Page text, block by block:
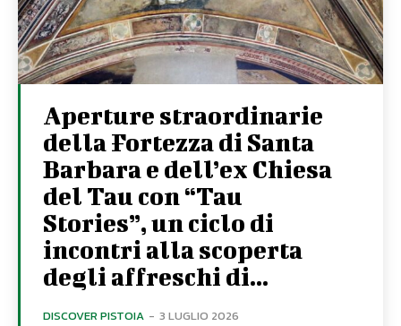
Aperture straordinarie
della Fortezza di Santa
Barbara e dell’ex Chiesa
del Tau con “Tau
Stories”, un ciclo di
incontri alla scoperta
degli affreschi di...
DISCOVER PISTOIA - 3 LUGLIO 2026